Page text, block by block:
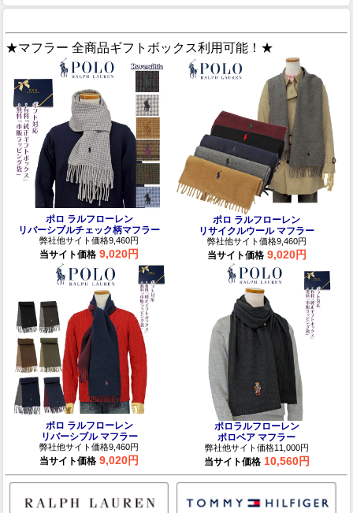
★マフラー 全商品ギフトボックス利用可能！★
ポロ ラルフローレン
リバーシブルチェック柄マフラー
弊社他サイト価格9,460円
当サイト価格 9,020円
ポロ ラルフローレン
リサイクルウール マフラー
弊社他サイト価格9,460円
当サイト価格 9,020円
ポロ ラルフローレン
リバーシブル マフラー
弊社他サイト価格9,460円
当サイト価格 9,020円
ポロラルフローレン
ポロベア マフラー
弊社他サイト価格11,000円
当サイト価格 10,560円